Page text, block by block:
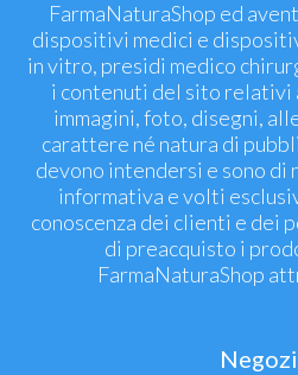
FarmaNaturaShop ed
dispositivi medici e
in vitro, presidi medico
i contenuti del sito
immagini, foto, disegni,
carattere né natura di
devono intendersi e sono di
informativa e volti
conoscenza dei clienti e dei
di preacquisto i
FarmaNaturaShop